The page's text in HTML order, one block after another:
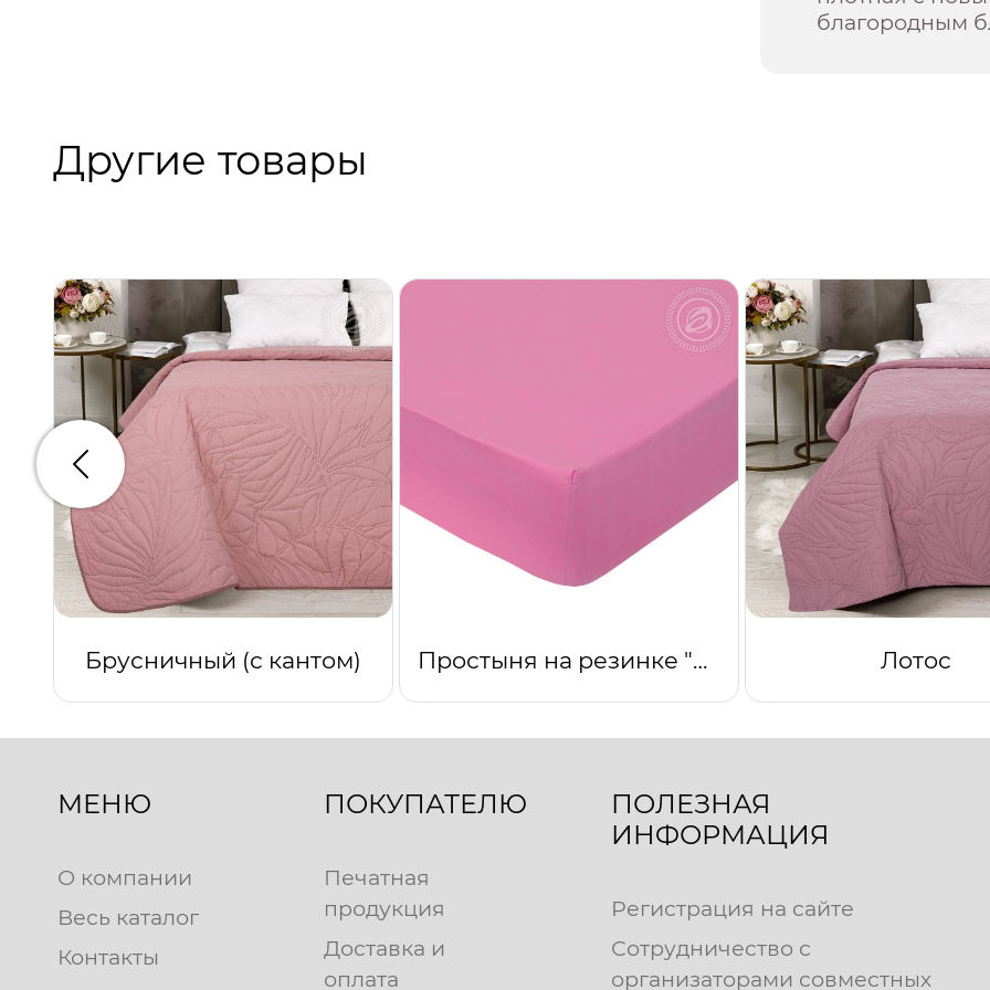
благородным
Другие товары
Брусничный (с кантом) Простыня на резинке "Клюквенный" Лотос
Предыдущий
МЕНЮ
О компании
Весь каталог
Контакты
ПОКУПАТЕЛЮ
Печатная
продукция
Доставка и
оплата
ПОЛЕЗНАЯ
ИНФОРМАЦИЯ
Регистрация на сайте
Сотрудничество с
организаторами совместных